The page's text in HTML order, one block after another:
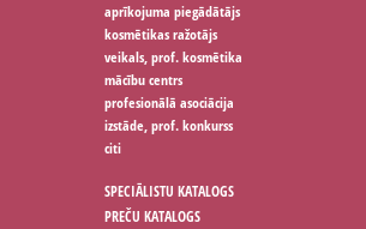
aprīkojuma piegādātājs
kosmētikas ražotājs
veikals, prof. kosmētika
mācību centrs
profesionālā asociācija
izstāde, prof. konkurss
citi
SPECIĀLISTU KATALOGS
PREČU KATALOGS